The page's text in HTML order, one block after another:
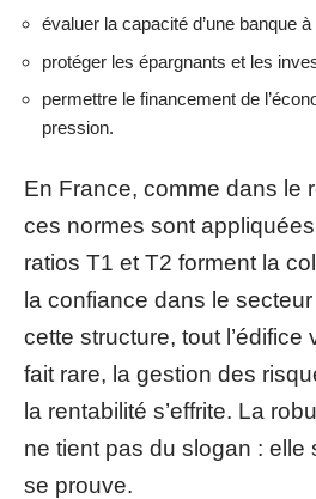
évaluer la capacité d’une banque
protéger les épargnants et les
permettre le financement de
pression.
En France, comme dans le
ces normes sont
ratios T1 et T2 forment la
la confiance dans le
cette structure, tout l’édifice
fait rare, la gestion des
la rentabilité s’effrite. La
ne tient pas du slogan : elle
se prouve.